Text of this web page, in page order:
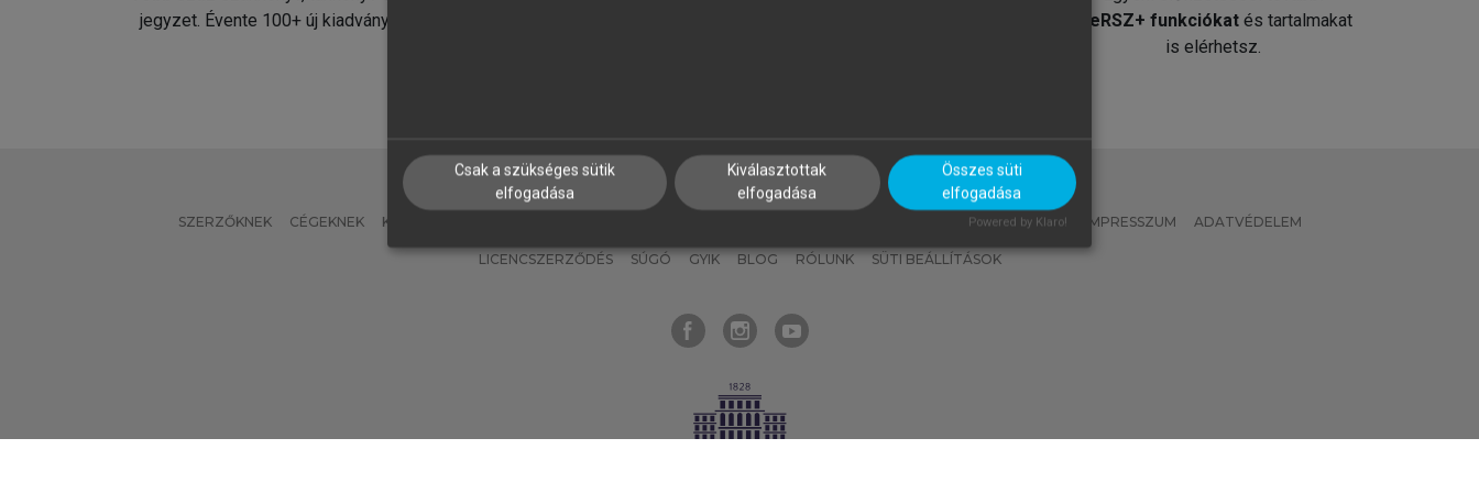
jegyzet. Évente 100+ új kiadvány.
MeRSZ+ funkciókat és tartalmakat
is elérhetsz.
SZERZŐKNEK CÉGEKNEK KÖNYVTÁROSOKNAK MI – ÁLTALÁNOS IRÁNYELVEK IMPRESSZUM ADATVÉDELEM
LICENCSZERZŐDÉS SÚGÓ GYIK BLOG RÓLUNK SÜTI BEÁLLÍTÁSOK
Csak a szükséges sütik
elfogadása
Kiválasztottak
elfogadása
Összes süti
elfogadása
Powered by Klaro!